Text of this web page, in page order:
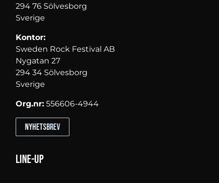
294 76 Sölvesborg
Sverige
Kontor:
Sweden Rock Festival AB
Nygatan 27
294 34 Sölvesborg
Sverige
Org.nr: 556606-4944
Nyhetsbrev
Line-up